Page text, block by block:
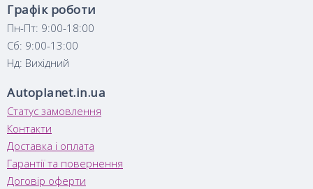
Графік роботи
Пн-Пт: 9:00-18:00
Сб: 9:00-13:00
Нд: Вихідний
Autoplanet.in.ua
Статус замовлення
Контакти
Доставка і оплата
Гарантії та повернення
Договір оферти